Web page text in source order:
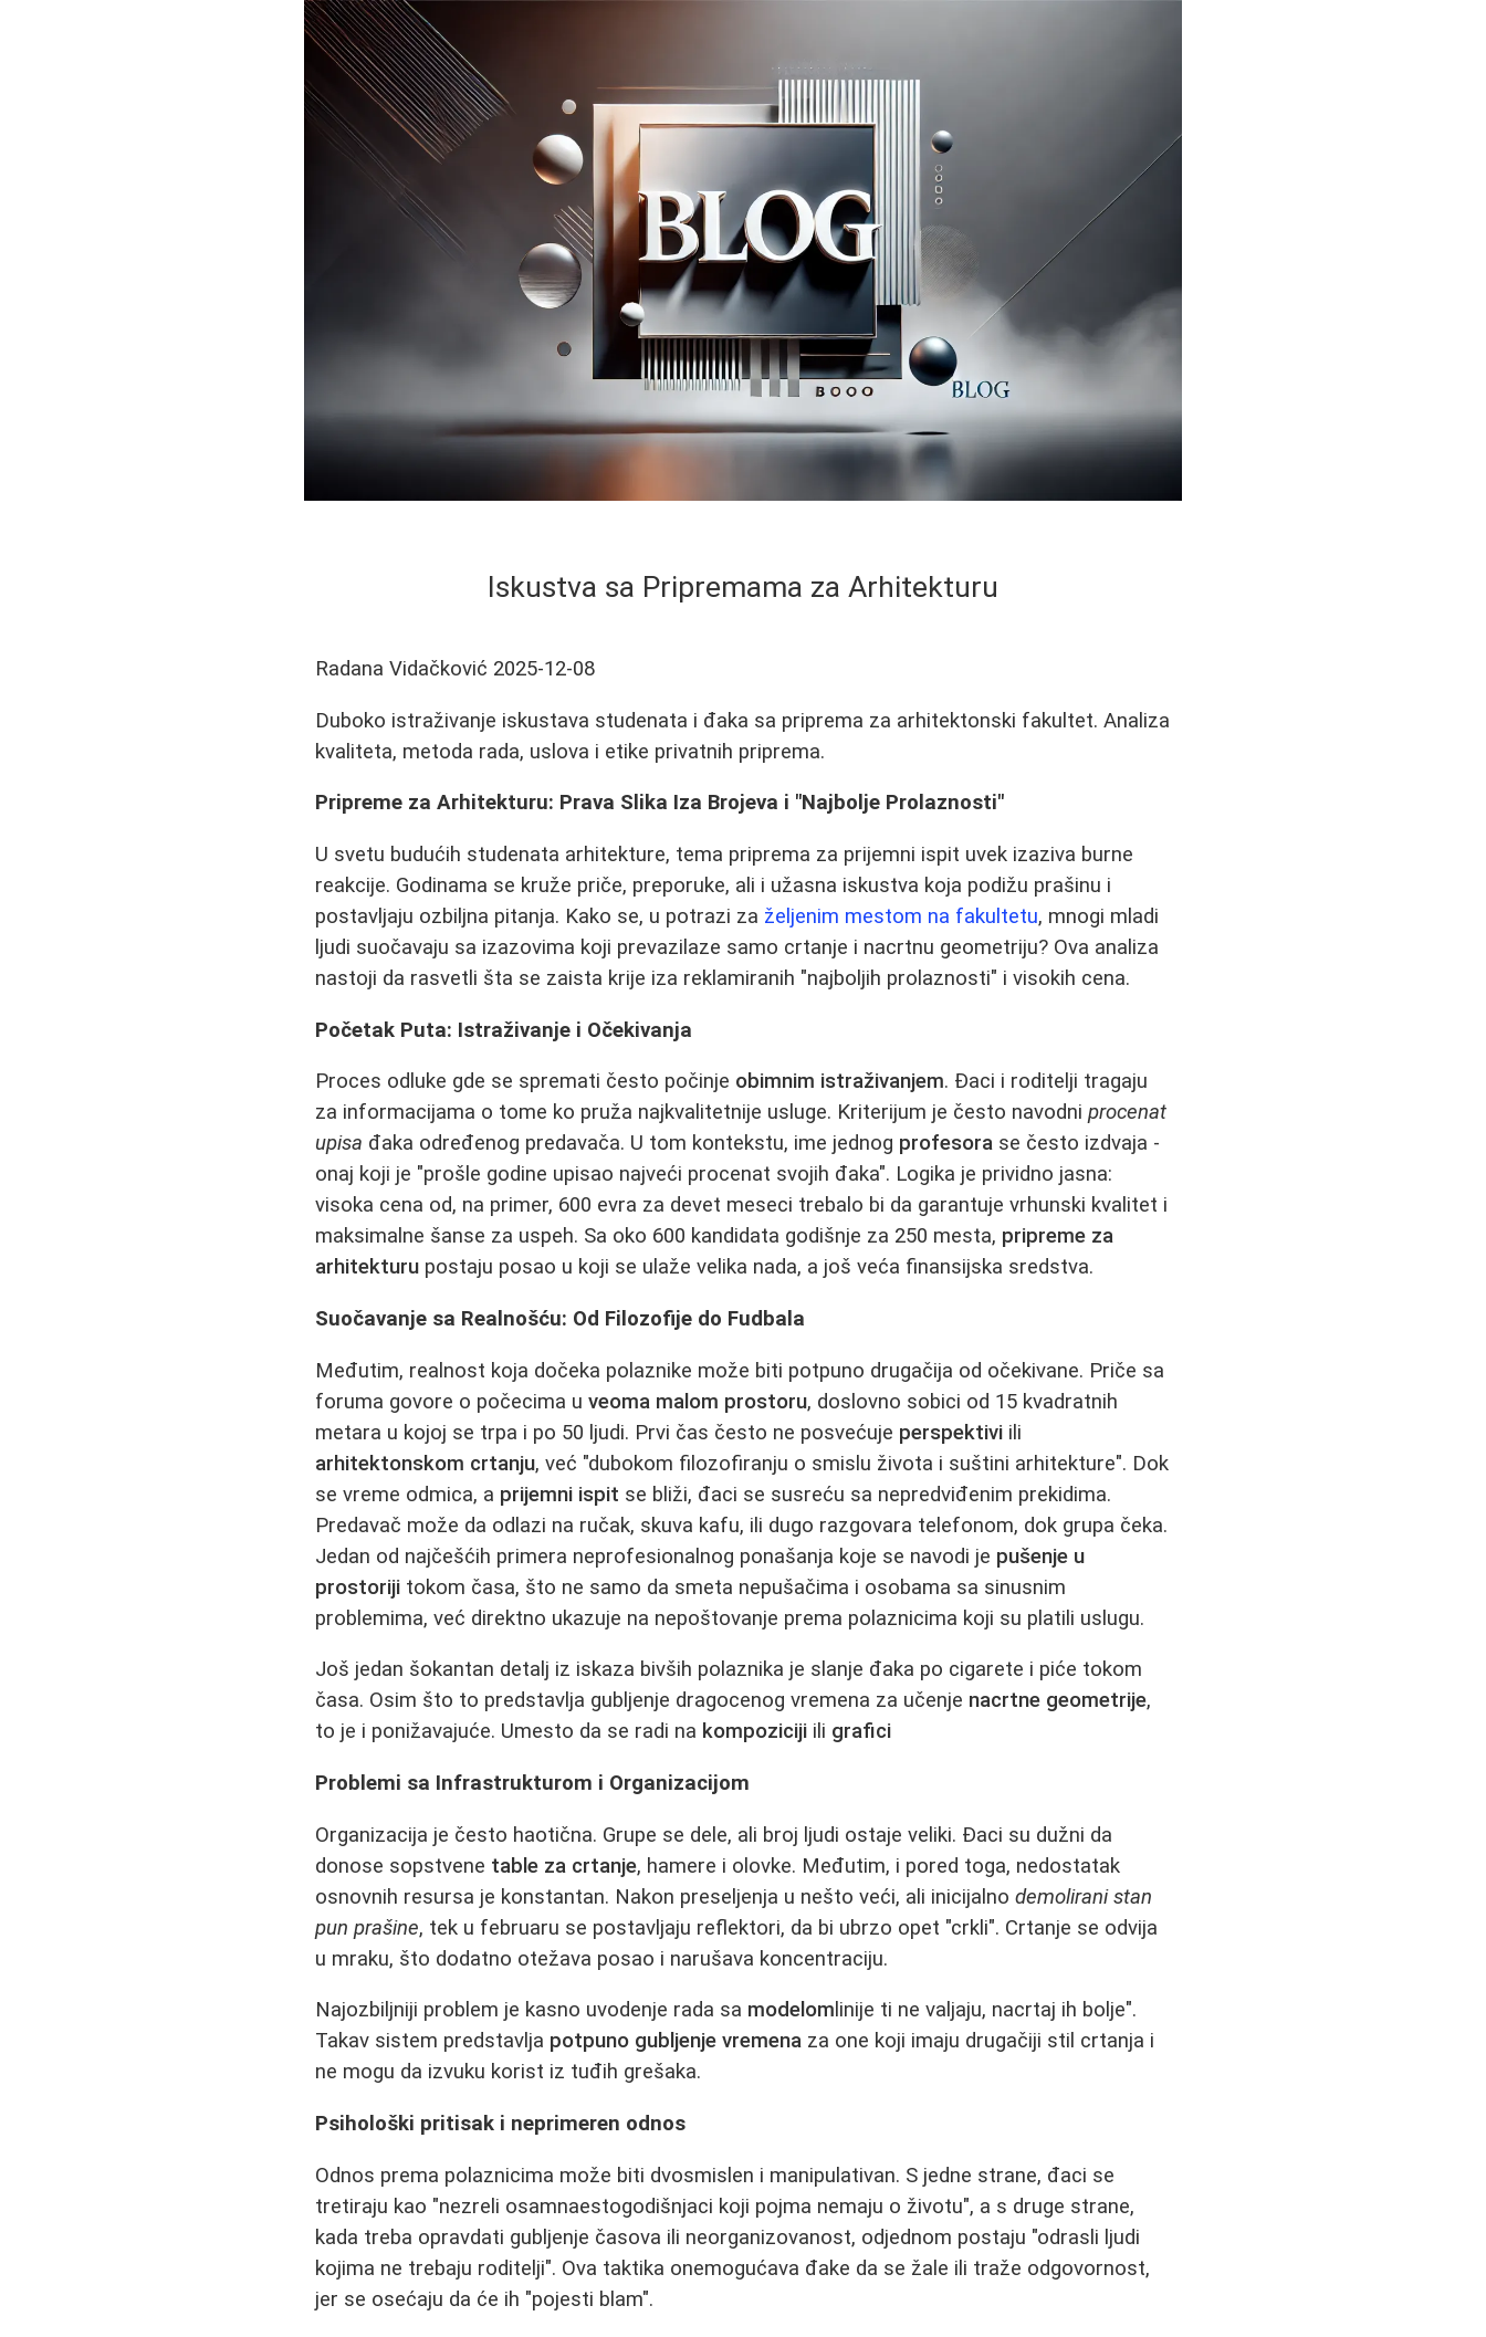
Iskustva sa Pripremama za Arhitekturu
Radana Vidačković 2025-12-08
Duboko istraživanje iskustava studenata i đaka sa priprema za arhitektonski fakultet. Analiza
kvaliteta, metoda rada, uslova i etike privatnih priprema.
Pripreme za Arhitekturu: Prava Slika Iza Brojeva i "Najbolje Prolaznosti"
U svetu budućih studenata arhitekture, tema priprema za prijemni ispit uvek izaziva burne
reakcije. Godinama se kruže priče, preporuke, ali i užasna iskustva koja podižu prašinu i
postavljaju ozbiljna pitanja. Kako se, u potrazi za željenim mestom na fakultetu, mnogi mladi
ljudi suočavaju sa izazovima koji prevazilaze samo crtanje i nacrtnu geometriju? Ova analiza
nastoji da rasvetli šta se zaista krije iza reklamiranih "najboljih prolaznosti" i visokih cena.
Početak Puta: Istraživanje i Očekivanja
Proces odluke gde se spremati često počinje obimnim istraživanjem. Đaci i roditelji tragaju
za informacijama o tome ko pruža najkvalitetnije usluge. Kriterijum je često navodniprocenat
upisa đaka određenog predavača. U tom kontekstu, ime jednog profesora se često izdvaja -
onaj koji je "prošle godine upisao najveći procenat svojih đaka". Logika je prividno jasna:
visoka cena od, na primer, 600 evra za devet meseci trebalo bi da garantuje vrhunski kvalitet i
maksimalne šanse za uspeh. Sa oko 600 kandidata godišnje za 250 mesta, pripreme za
arhitekturu postaju posao u koji se ulaže velika nada, a još veća finansijska sredstva.
Suočavanje sa Realnošću: Od Filozofije do Fudbala
Međutim, realnost koja dočeka polaznike može biti potpuno drugačija od očekivane. Priče sa
foruma govore o počecima uveoma malom prostoru, doslovno sobici od 15 kvadratnih
metara u kojoj se trpa i po 50 ljudi. Prvi čas često ne posvećuje perspektivi ili
arhitektonskom crtanju, već "dubokom filozofiranju o smislu života i suštini arhitekture". Dok
se vreme odmica, a prijemni ispit se bliži, đaci se susreću sa nepredviđenim prekidima.
Predavač može da odlazi na ručak, skuva kafu, ili dugo razgovara telefonom, dok grupa čeka.
Jedan od najčešćih primera neprofesionalnog ponašanja koje se navodi je pušenje u
prostoriji tokom časa, što ne samo da smeta nepušačima i osobama sa sinusnim
problemima, već direktno ukazuje na nepoštovanje prema polaznicima koji su platili uslugu.
Još jedan šokantan detalj iz iskaza bivših polaznika je slanje đaka po cigarete i piće tokom
časa. Osim što to predstavlja gubljenje dragocenog vremena za učenje nacrtne geometrije,
to je i ponižavajuće. Umesto da se radi na kompoziciji ili grafici
Problemi sa Infrastrukturom i Organizacijom
Organizacija je često haotična. Grupe se dele, ali broj ljudi ostaje veliki. Đaci su dužni da
donose sopstvene table za crtanje, hamere i olovke. Međutim, i pored toga, nedostatak
osnovnih resursa je konstantan. Nakon preseljenja u nešto veći, ali inicijalnodemolirani stan
pun prašine, tek u februaru se postavljaju reflektori, da bi ubrzo opet "crkli". Crtanje se odvija
u mraku, što dodatno otežava posao i narušava koncentraciju.
Najozbiljniji problem je kasno uvodenje rada sa modelom linije ti ne valjaju, nacrtaj ih bolje".
Takav sistem predstavlja potpuno gubljenje vremena za one koji imaju drugačiji stil crtanja i
ne mogu da izvuku korist iz tuđih grešaka.
Psihološki pritisak i neprimeren odnos
Odnos prema polaznicima može biti dvosmislen i manipulativan. S jedne strane, đaci se
tretiraju kao "nezreli osamnaestogodišnjaci koji pojma nemaju o životu", a s druge strane,
kada treba opravdati gubljenje časova ili neorganizovanost, odjednom postaju "odrasli ljudi
kojima ne trebaju roditelji". Ova taktika onemogućava đake da se žale ili traže odgovornost,
jer se osećaju da će ih "pojesti blam".